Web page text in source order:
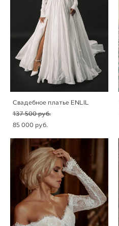
Свадебное платье ENLIL
137 500 pуб.
85 000 pуб.